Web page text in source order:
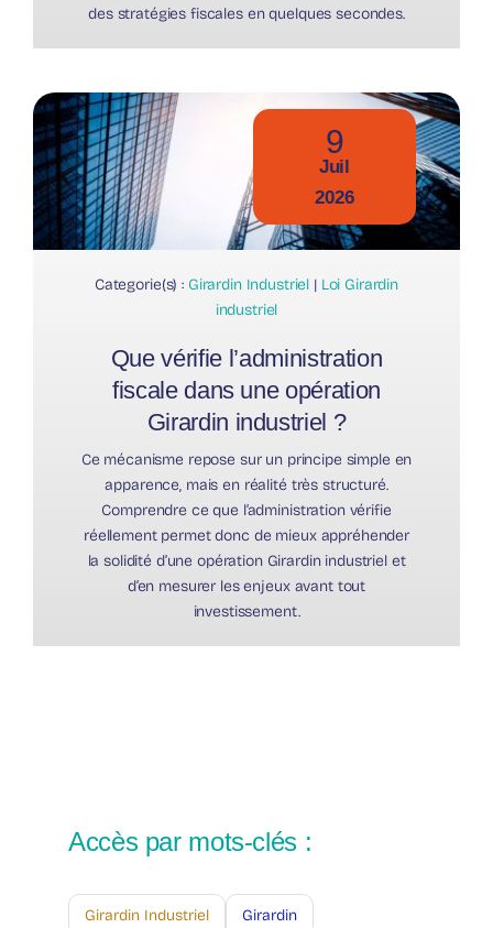
des stratégies fiscales en quelques secondes.
9
Juil
2026
Categorie(s) : Girardin Industriel | Loi Girardin
industriel
Que vérifie l’administration
fiscale dans une opération
Girardin industriel ?
Ce mécanisme repose sur un principe simple en
apparence, mais en réalité très structuré.
Comprendre ce que l’administration vérifie
réellement permet donc de mieux appréhender
la solidité d’une opération Girardin industriel et
d’en mesurer les enjeux avant tout
investissement.
Accès par mots-clés :
Girardin Industriel Girardin